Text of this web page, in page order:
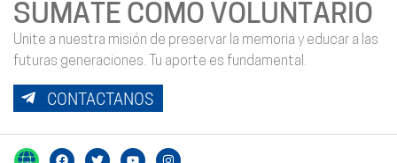
SUMATE COMO VOLUNTARIO
Unite a nuestra misión de preservar la memoria y educar a las
futuras generaciones. Tu aporte es fundamental.
CONTACTANOS